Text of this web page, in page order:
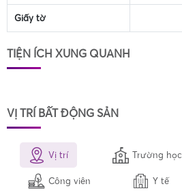
Giấy tờ
TIỆN ÍCH XUNG QUANH
VỊ TRÍ BẤT ĐỘNG SẢN
Vị trí Trường học
Công viên Y tế